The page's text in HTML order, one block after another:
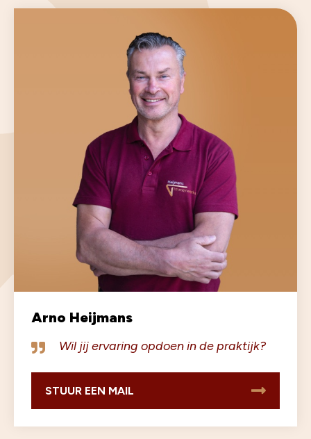
Arno Heijmans
Wil jij ervaring opdoen in de praktijk?
STUUR EEN MAIL